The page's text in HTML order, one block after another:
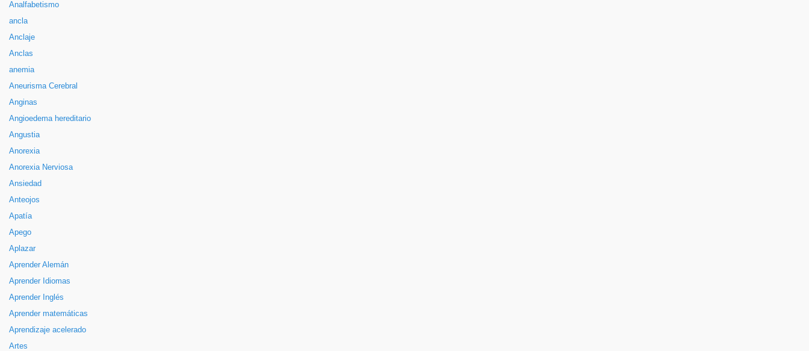
Analfabetismo
ancla
Anclaje
Anclas
anemia
Aneurisma Cerebral
Anginas
Angioedema hereditario
Angustia
Anorexia
Anorexia Nerviosa
Ansiedad
Anteojos
Apatía
Apego
Aplazar
Aprender Alemán
Aprender Idiomas
Aprender Inglés
Aprender matemáticas
Aprendizaje acelerado
Artes